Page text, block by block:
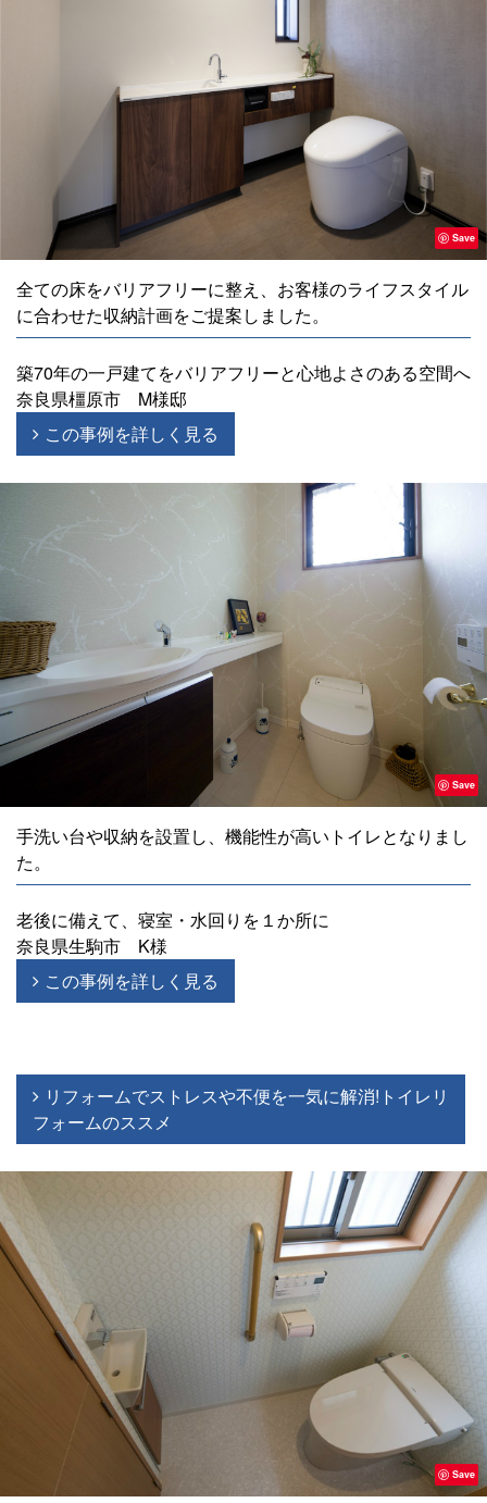
Save
全ての床をバリアフリーに整え、お客様のライフスタイル
に合わせた収納計画をご提案しました。
築70年の一戸建てをバリアフリーと心地よさのある空間へ
奈良県橿原市 M様邸
この事例を詳しく見る
Save
手洗い台や収納を設置し、機能性が高いトイレとなりまし
た。
老後に備えて、寝室・水回りを１か所に
奈良県生駒市 K様
この事例を詳しく見る
リフォームでストレスや不便を一気に解消!トイレリ
フォームのススメ
Save